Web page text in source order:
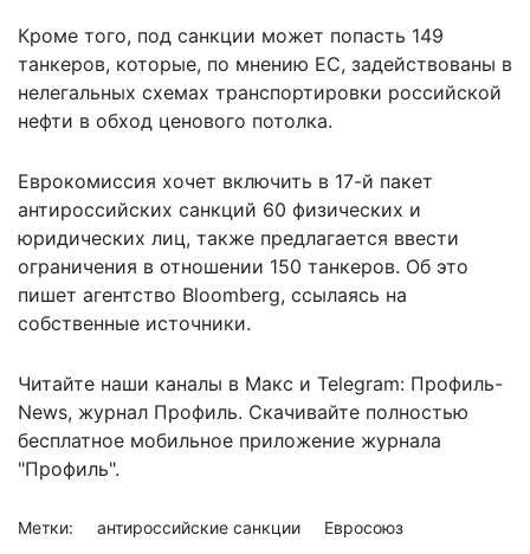
Кроме того, под санкции может попасть 149
танкеров, которые, по мнению ЕС, задействованы в
нелегальных схемах транспортировки российской
нефти в обход ценового потолка.
Еврокомиссия хочет включить в 17-й пакет
антироссийских санкций 60 физических и
юридических лиц, также предлагается ввести
ограничения в отношении 150 танкеров. Об это
пишет агентство Bloomberg, ссылаясь на
собственные источники.
Читайте наши каналы в Макс и Telegram: Профиль-
News, журнал Профиль. Скачивайте полностью
бесплатное мобильное приложение журнала
"Профиль".
Метки: антироссийские санкции Евросоюз